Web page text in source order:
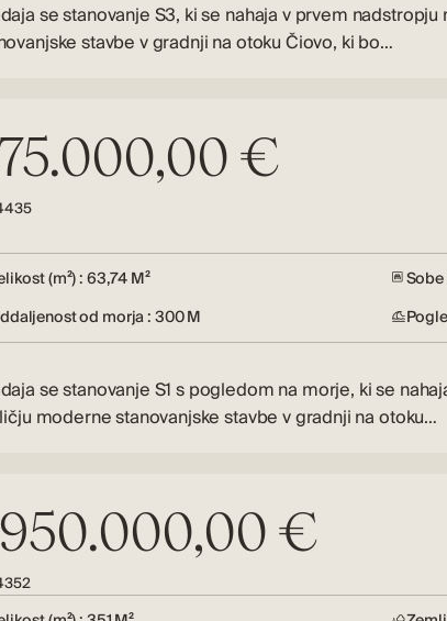
se stanovanje S3, ki se nahaja v prvem
stavbe v gradnji na otoku Čiovo, ki bo…
€
(m²) : 63,74 M²
Sobe
od morja : 300 M
se stanovanje S1 s pogledom na morje, ki se
moderne stanovanjske stavbe v gradnji na otoku…
€